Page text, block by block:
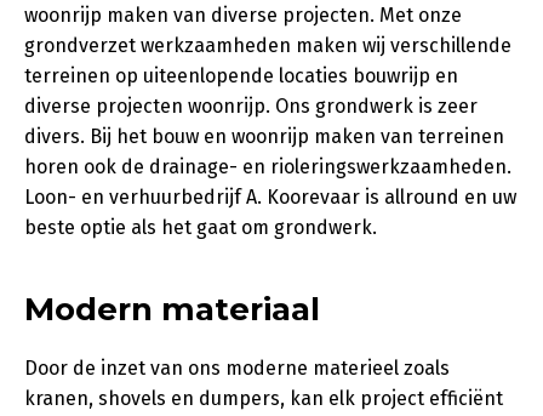
woonrijp maken van diverse projecten. Met onze
grondverzet werkzaamheden maken wij verschillende
terreinen op uiteenlopende locaties bouwrijp en
diverse projecten woonrijp. Ons grondwerk is zeer
divers. Bij het bouw en woonrijp maken van terreinen
horen ook de drainage- en rioleringswerkzaamheden.
Loon- en verhuurbedrijf A. Koorevaar is allround en uw
beste optie als het gaat om grondwerk.
Modern materiaal
Door de inzet van ons moderne materieel zoals
kranen, shovels en dumpers, kan elk project efficiënt